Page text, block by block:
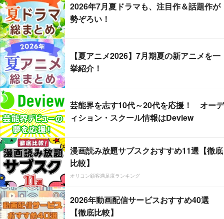
2026年7月夏ドラマも、注目作＆話題作が
勢ぞろい！
【夏アニメ2026】7月期夏の新アニメを一
挙紹介！
芸能界を志す10代～20代を応援！ オーデ
ィション・スクール情報はDeview
漫画読み放題サブスクおすすめ11選【徹底
比較】
オリコン顧客満足度ランキング
2026年動画配信サービスおすすめ40選
【徹底比較】